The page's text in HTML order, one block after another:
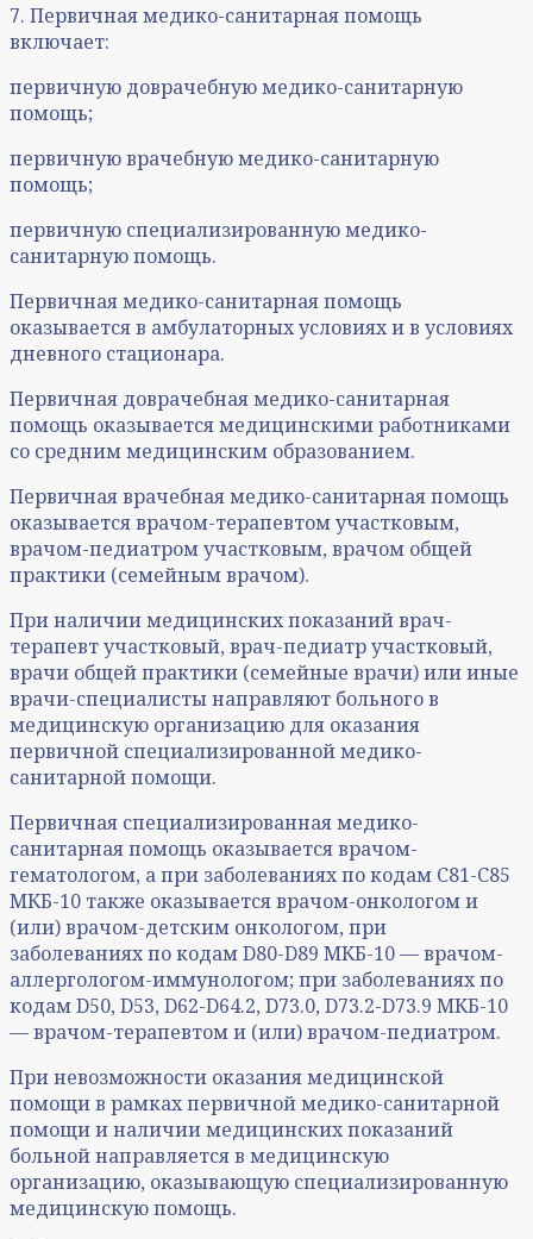
7. Первичная медико-санитарная помощь
включает:
первичную доврачебную медико-санитарную
помощь;
первичную врачебную медико-санитарную
помощь;
первичную специализированную медико-
санитарную помощь.
Первичная медико-санитарная помощь
оказывается в амбулаторных условиях и в условиях
дневного стационара.
Первичная доврачебная медико-санитарная
помощь оказывается медицинскими работниками
со средним медицинским образованием.
Первичная врачебная медико-санитарная помощь
оказывается врачом-терапевтом участковым,
врачом-педиатром участковым, врачом общей
практики (семейным врачом).
При наличии медицинских показаний врач-
терапевт участковый, врач-педиатр участковый,
врачи общей практики (семейные врачи) или иные
врачи-специалисты направляют больного в
медицинскую организацию для оказания
первичной специализированной медико-
санитарной помощи.
Первичная специализированная медико-
санитарная помощь оказывается врачом-
гематологом, а при заболеваниях по кодам С81-С85
МКБ-10 также оказывается врачом-онкологом и
(или) врачом-детским онкологом, при
заболеваниях по кодам D80-D89 МКБ-10 — врачом-
аллергологом-иммунологом; при заболеваниях по
кодам D50, D53, D62-D64.2, D73.0, D73.2-D73.9 МКБ-10
— врачом-терапевтом и (или) врачом-педиатром.
При невозможности оказания медицинской
помощи в рамках первичной медико-санитарной
помощи и наличии медицинских показаний
больной направляется в медицинскую
организацию, оказывающую специализированную
медицинскую помощь.